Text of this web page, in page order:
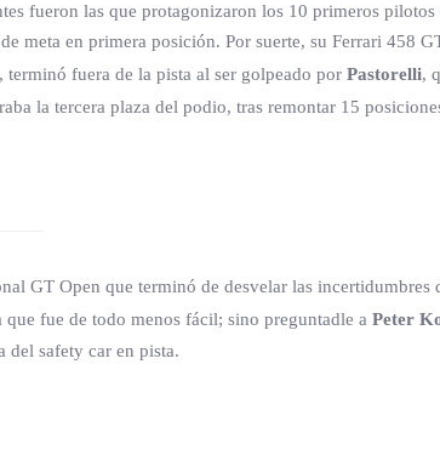
fueron las que protagonizaron los 10 primeros
meta en primera posición. Por suerte, su Ferrari 458
terminó fuera de la pista al ser golpeado por Pastorelli,
la tercera plaza del podio, tras remontar 15
GT Open que terminó de desvelar las incertidumbres
que fue de todo menos fácil; sino preguntadle a Peter
del safety car en pista.